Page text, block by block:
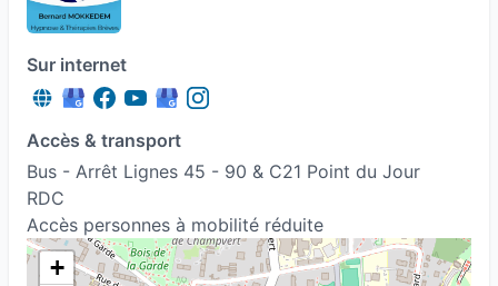
Sur internet
Accès & transport
Bus - Arrêt Lignes 45 - 90 & C21 Point du Jour
RDC
Accès personnes à mobilité réduite
+